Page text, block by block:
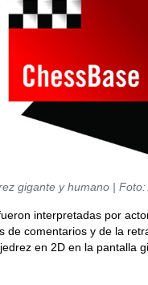
gigante y humano |
interpretadas por
de comentarios y de la
en 2D en la pantalla